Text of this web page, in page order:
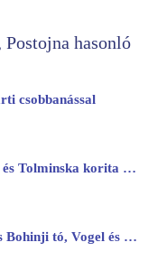
hasonló
csobbanással
Szlovénia csodái: Bledi-tó és Tolminska korita szurdok
Szlovénia csodái: Bledi- és Bohinji tó, Vogel és Vintgar